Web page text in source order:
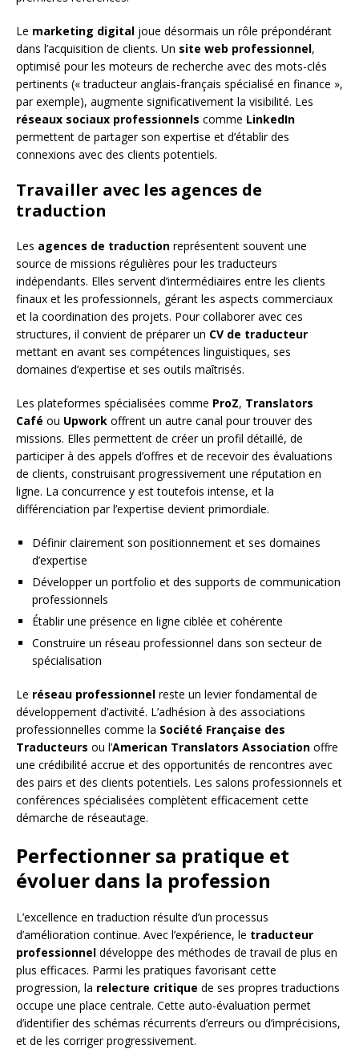
Le marketing digital joue désormais un rôle prépondérant
dans l’acquisition de clients. Un site web professionnel,
optimisé pour les moteurs de recherche avec des mots-clés
pertinents (« traducteur anglais-français spécialisé en finance »,
par exemple), augmente significativement la visibilité. Les
réseaux sociaux professionnels comme LinkedIn
permettent de partager son expertise et d’établir des
connexions avec des clients potentiels.
Travailler avec les agences de
traduction
Les agences de traduction représentent souvent une
source de missions régulières pour les traducteurs
indépendants. Elles servent d’intermédiaires entre les clients
finaux et les professionnels, gérant les aspects commerciaux
et la coordination des projets. Pour collaborer avec ces
structures, il convient de préparer un CV de traducteur
mettant en avant ses compétences linguistiques, ses
domaines d’expertise et ses outils maîtrisés.
Les plateformes spécialisées comme ProZ, Translators
Café ou Upwork offrent un autre canal pour trouver des
missions. Elles permettent de créer un profil détaillé, de
participer à des appels d’offres et de recevoir des évaluations
de clients, construisant progressivement une réputation en
ligne. La concurrence y est toutefois intense, et la
différenciation par l’expertise devient primordiale.
Définir clairement son positionnement et ses domaines
d’expertise
Développer un portfolio et des supports de communication
professionnels
Établir une présence en ligne ciblée et cohérente
Construire un réseau professionnel dans son secteur de
spécialisation
Le réseau professionnel reste un levier fondamental de
développement d’activité. L’adhésion à des associations
professionnelles comme la Société Française des
Traducteurs ou l’American Translators Association offre
une crédibilité accrue et des opportunités de rencontres avec
des pairs et des clients potentiels. Les salons professionnels et
conférences spécialisées complètent efficacement cette
démarche de réseautage.
Perfectionner sa pratique et
évoluer dans la profession
L’excellence en traduction résulte d’un processus
d’amélioration continue. Avec l’expérience, le traducteur
professionnel développe des méthodes de travail de plus en
plus efficaces. Parmi les pratiques favorisant cette
progression, la relecture critique de ses propres traductions
occupe une place centrale. Cette auto-évaluation permet
d’identifier des schémas récurrents d’erreurs ou d’imprécisions,
et de les corriger progressivement.